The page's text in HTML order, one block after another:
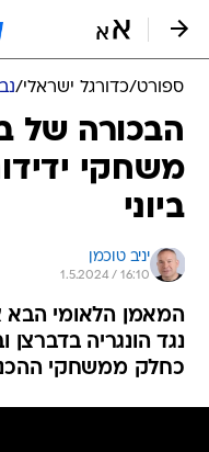
ספורט/כדורגל ישראלי/
הבכורה של
משחקי
ביוני
יניב טוכמן
1.5.2024 / 16:10
כחלק ממשחקי ההכנה